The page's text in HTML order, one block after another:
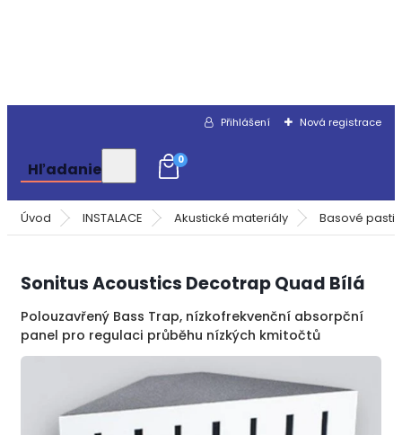
Přihlášení Nová registrace
Hľadanie 0
Úvod INSTALACE Akustické materiály Basové pasti
Sonitus Acoustics Decotrap Quad Bílá
Polouzavřený Bass Trap, nízkofrekvenční absorpční
panel pro regulaci průběhu nízkých kmitočtů